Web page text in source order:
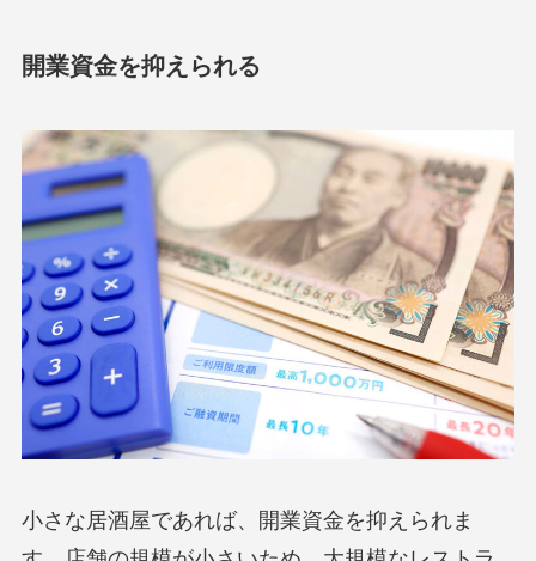
開業資金を抑えられる
小さな居酒屋であれば、開業資金を抑えられま